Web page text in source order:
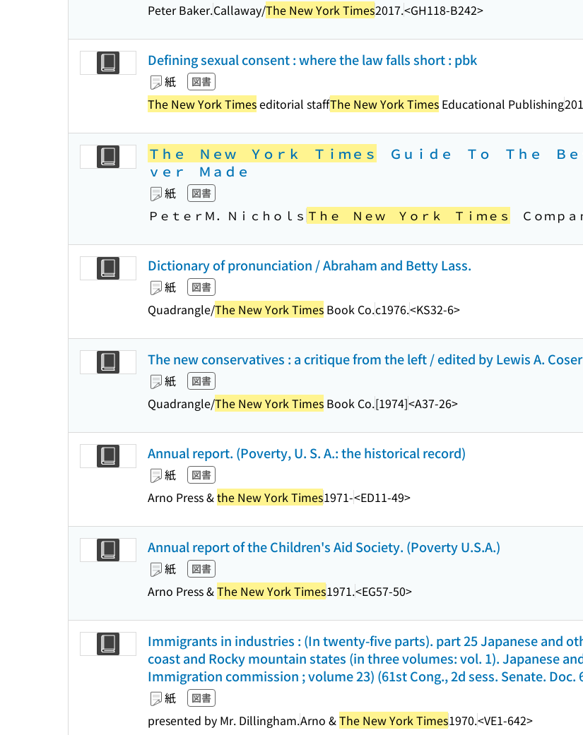
Peter Baker.Callaway/The New York Times2017.<GH118-B242>
Defining sexual consent : where the law falls short : pbk
紙 図書
The New York Timeseditorial staffThe New York Times Educational Publishing
Ｔｈｅ Ｎｅｗ Ｙｏｒｋ Ｔｉｍｅｓ
Ｇｕｉｄｅ Ｔｏ Ｔｈｅ Ｂｅ
ｖｅｒ Ｍａｄｅ
紙 図書
ＰｅｔｅｒＭ．Ｎｉｃｈｏｌｓ Ｔｈｅ Ｎｅｗ Ｙｏｒｋ Ｔｉｍｅｓ Ｃｏｍｐａ
Dictionary of pronunciation / Abraham and Betty Lass.
紙 図書
Quadrangle/The New York Times Book Co.c1976.<KS32-6>
The new conservatives : a critique from the left / edited by Lewis A.
紙 図書
Quadrangle/The New York Times Book Co.[1974]<A37-26>
Annual report. (Poverty, U. S. A.: the historical record)
紙 図書
Arno Press &the New York Times1971-<ED11-49>
Annual report of the Children's Aid Society. (Poverty U.S.A.)
紙 図書
Arno Press &The New York Times1971.<EG57-50>
Immigrants in industries : (In twenty-five parts). part 25 Japanese and
coast and Rocky mountain states (in three volumes: vol. 1). Japanese
Immigration commission ; volume 23) (61st Cong., 2d sess. Senate. Doc.
紙 図書
presented by Mr. Dillingham.Arno &The New York Times1970.<VE1-642>